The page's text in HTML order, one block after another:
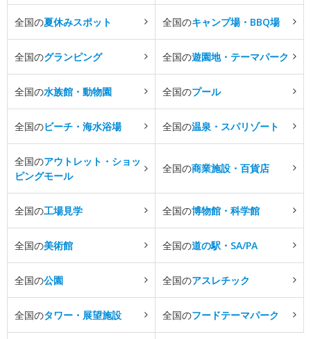
全国の夏休みスポット 全国のキャンプ場・BBQ場
全国のグランピング 全国の遊園地・テーマパーク
全国の水族館・動物園 全国のプール
全国のビーチ・海水浴場 全国の温泉・スパリゾート
全国のアウトレット・ショッ
ピングモール
全国の商業施設・百貨店
全国の工場見学 全国の博物館・科学館
全国の美術館 全国の道の駅・SA/PA
全国の公園 全国のアスレチック
全国のタワー・展望施設 全国のフードテーマパーク